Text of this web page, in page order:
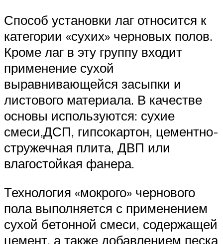
Способ установки лаг относится к
категории «сухих» черновых полов.
Кроме лаг в эту группу входит
применение сухой
выравнивающейся засыпки и
листового материала. В качестве
основы используются: сухие
смеси,ДСП, гипсокартон, цементно-
стружечная плита, ДВП или
влагостойкая фанера.
Технология «мокрого» чернового
пола выполняется с применением
сухой бетонной смеси, содержащей
цемент, а также добавлением песка